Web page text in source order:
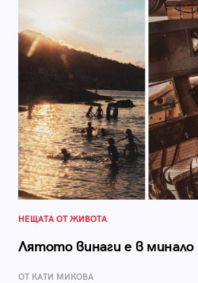
НЕЩАТА ОТ ЖИВОТА
Лятото винаги е в минало
ОТ КАТИ МИКОВА